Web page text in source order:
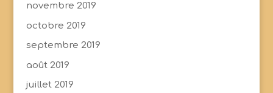
novembre 2019
octobre 2019
septembre 2019
août 2019
juillet 2019